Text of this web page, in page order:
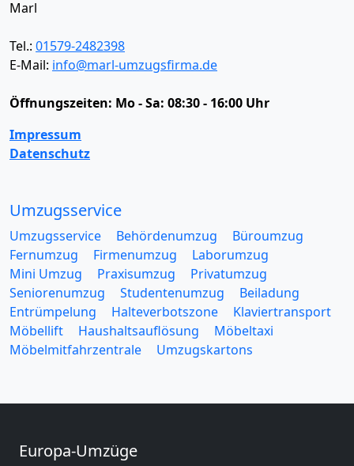
Marl
Tel.: 01579-2482398
E-Mail: info@marl-umzugsfirma.de
Öffnungszeiten: Mo - Sa: 08:30 - 16:00 Uhr
Impressum
Datenschutz
Umzugsservice
Umzugsservice Behördenumzug
Büroumzug
Fernumzug
Firmenumzug
Laborumzug
Mini Umzug
Praxisumzug
Privatumzug
Seniorenumzug
Studentenumzug
Beiladung
Entrümpelung
Halteverbotszone
Klaviertransport
Möbellift
Haushaltsauflösung
Möbeltaxi
Möbelmitfahrzentrale
Umzugskartons
Europa-Umzüge